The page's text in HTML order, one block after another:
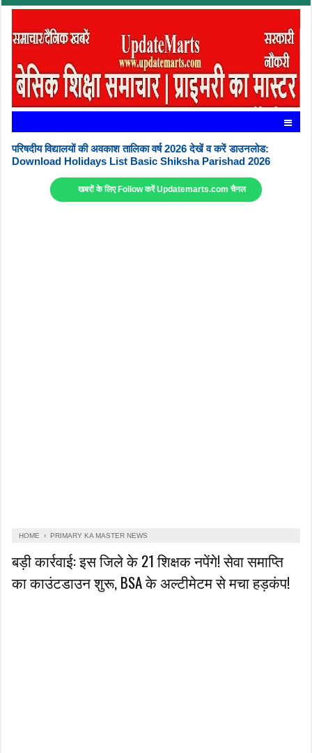
परिषदीय विद्यालयों की अवकाश तालिका वर्ष 2026 देखें व करें डाउनलोड:
Download Holidays List Basic Shiksha Parishad 2026
खबरों के लिए Follow करें Updatemarts.com चैनल
HOME › PRIMARY KA MASTER NEWS
बड़ी कार्रवाई: इस जिले के 21 शिक्षक नपेंगे! सेवा समाप्ति
का काउंटडाउन शुरू, BSA के अल्टीमेटम से मचा हड़कंप!